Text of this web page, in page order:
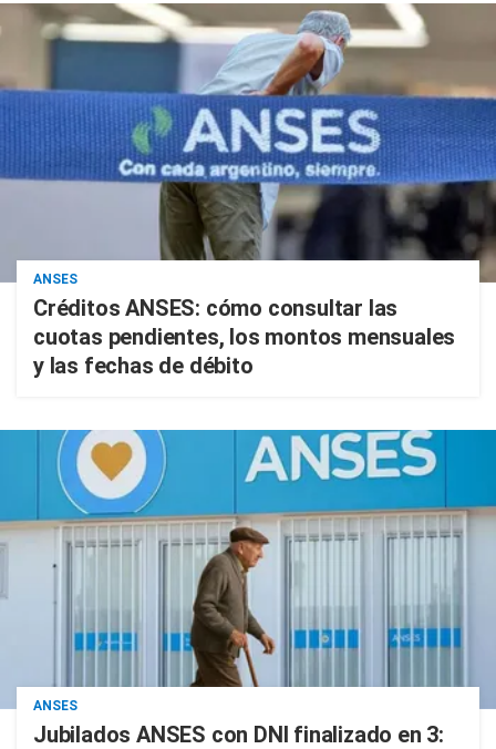
ANSES
Créditos ANSES: cómo consultar las
cuotas pendientes, los montos mensuales
y las fechas de débito
ANSES
Jubilados ANSES con DNI finalizado en 3: